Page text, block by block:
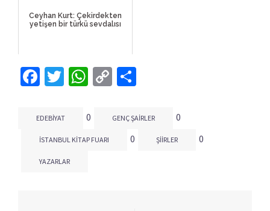
Ceyhan Kurt: Çekirdekten
yetişen bir türkü sevdalısı
Facebook
Twitter
WhatsApp
Copy
EDEBIYAT 0 GENÇ ŞAIRLER 0
İSTANBUL KITAP FUARI 0 ŞIIRLER 0
YAZARLAR